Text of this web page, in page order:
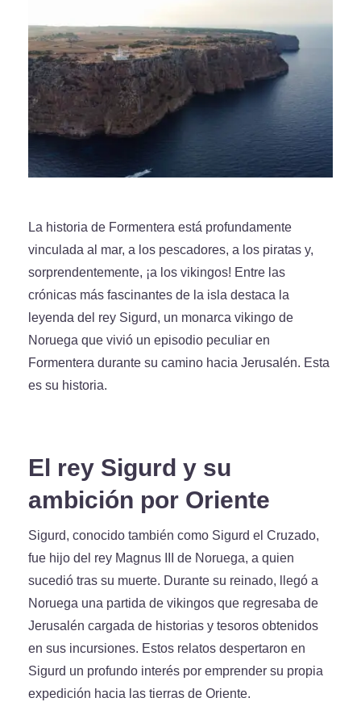
La historia de Formentera está profundamente
vinculada al mar, a los pescadores, a los piratas y,
sorprendentemente, ¡a los vikingos! Entre las
crónicas más fascinantes de la isla destaca la
leyenda del rey Sigurd, un monarca vikingo de
Noruega que vivió un episodio peculiar en
Formentera durante su camino hacia Jerusalén. Esta
es su historia.
El rey Sigurd y su
ambición por Oriente
Sigurd, conocido también como Sigurd el Cruzado,
fue hijo del rey Magnus III de Noruega, a quien
sucedió tras su muerte. Durante su reinado, llegó a
Noruega una partida de vikingos que regresaba de
Jerusalén cargada de historias y tesoros obtenidos
en sus incursiones. Estos relatos despertaron en
Sigurd un profundo interés por emprender su propia
expedición hacia las tierras de Oriente.